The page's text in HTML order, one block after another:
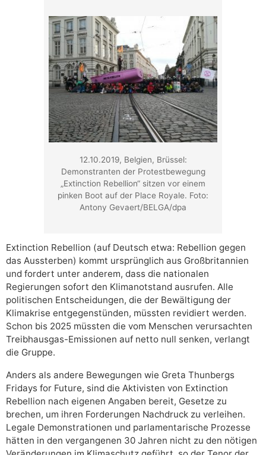
12.10.2019, Belgien, Brüssel:
Demonstranten der Protestbewegung
„Extinction Rebellion“ sitzen vor einem
pinken Boot auf der Place Royale. Foto:
Antony Gevaert/BELGA/dpa
Extinction Rebellion (auf Deutsch etwa: Rebellion gegen
das Aussterben) kommt ursprünglich aus Großbritannien
und fordert unter anderem, dass die nationalen
Regierungen sofort den Klimanotstand ausrufen. Alle
politischen Entscheidungen, die der Bewältigung der
Klimakrise entgegenstünden, müssten revidiert werden.
Schon bis 2025 müssten die vom Menschen verursachten
Treibhausgas-Emissionen auf netto null senken, verlangt
die Gruppe.
Anders als andere Bewegungen wie Greta Thunbergs
Fridays for Future, sind die Aktivisten von Extinction
Rebellion nach eigenen Angaben bereit, Gesetze zu
brechen, um ihren Forderungen Nachdruck zu verleihen.
Legale Demonstrationen und parlamentarische Prozesse
hätten in den vergangenen 30 Jahren nicht zu den nötigen